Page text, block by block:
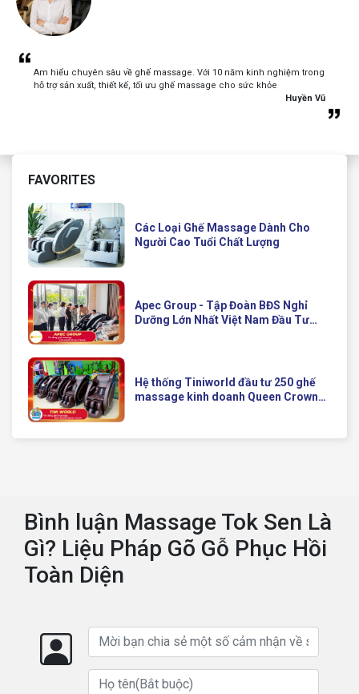
Am hiểu chuyên sâu về ghế massage. Với 10 năm kinh nghiệm trong
hỗ trợ sản xuất, thiết kế, tối ưu ghế massage cho sức khỏe
Huyền Vũ
FAVORITES
Các Loại Ghế Massage Dành Cho
Người Cao Tuổi Chất Lượng
Apec Group - Tập Đoàn BĐS Nghỉ
Dưỡng Lớn Nhất Việt Nam Đầu Tư
Hệ thống Tiniworld đầu tư 250 ghế
massage kinh doanh Queen Crown
Bình luận Massage Tok Sen Là
Gì? Liệu Pháp Gõ Gỗ Phục Hồi
Toàn Diện